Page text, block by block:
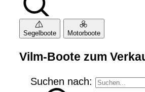
Segelboote Motorboote
Vilm-Boote zum
Suchen nach: